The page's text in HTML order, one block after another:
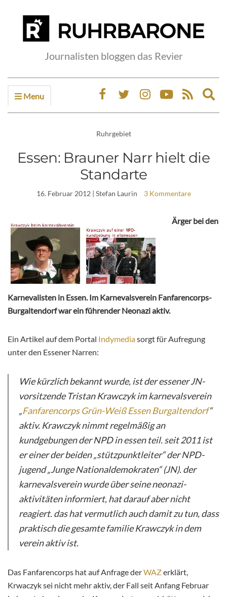
Journalisten bloggen das Revier
Menu
Ruhrgebiet
Essen: Brauner Narr hielt die
Standarte
16. Februar 2012| Stefan Laurin 3 Kommentare
Ärger bei den
Karnevalisten in Essen. Im Karnevalsverein Fanfarencorps-
Burgaltendorf war ein führender Neonazi aktiv.
Ein Artikel auf dem Portal Indymediasorgt für Aufregung
unter den Essener Narren:
Wie kürzlich bekannt wurde, ist der essener JN-
vorsitzende Tristan Krawczyk im karnevalsverein
„Fanfarencorps Grün-Weiß Essen Burgaltendorf“
aktiv. Krawczyk nimmt regelmäßig an
kundgebungen der NPD in essen teil. seit 2011 ist
er einer der beiden „stützpunktleiter“ der NPD-
jugend „Junge Nationaldemokraten“ (JN). der
karnevalsverein wurde über seine neonazi-
aktivitäten informiert, hat darauf aber nicht
reagiert. das hat vermutlich auch damit zu tun, dass
praktisch die gesamte familie Krawczyk in dem
verein aktiv ist.
Das Fanfarencorps hat auf Anfrage derWAZerklärt,
Krwaczyk sei nicht mehr aktiv, der Fall seit Anfang Februar